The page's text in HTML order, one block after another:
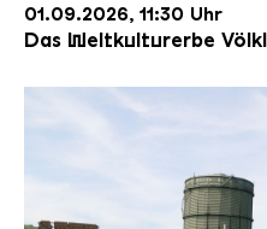
01.09.2026, 11:30 Uhr
Das Weltkulturerbe